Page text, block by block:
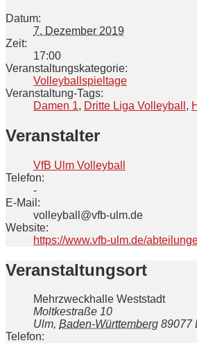
Datum:
7. Dezember 2019
Zeit:
17:00
Veranstaltungskategorie:
Volleyballspieltage
Veranstaltung-Tags:
Damen 1, Dritte Liga Volleyball ,
Veranstalter
VfB Ulm Volleyball
Telefon:
-
E-Mail:
volleyball@vfb-ulm.de
Website:
https://www.vfb-ulm.de/
Veranstaltungsort
Mehrzweckhalle Weststadt
Moltkestraße 10
Ulm, Baden-Württemberg 89077
Telefon: